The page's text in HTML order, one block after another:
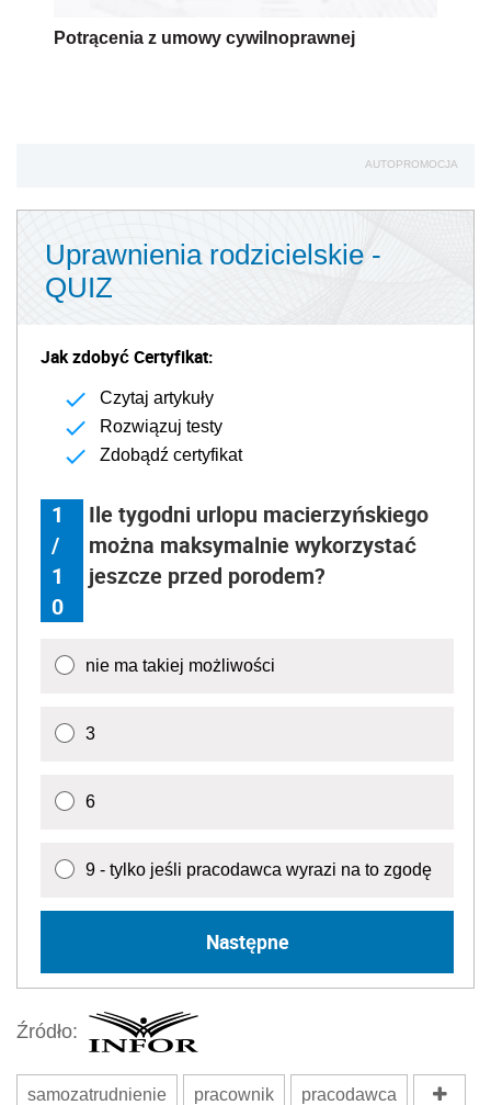
Potrącenia z umowy cywilnoprawnej
AUTOPROMOCJA
Uprawnienia rodzicielskie -
QUIZ
Jak zdobyć Certyfikat:
Czytaj artykuły
Rozwiązuj testy
Zdobądź certyfikat
1
/
1
0
Ile tygodni urlopu macierzyńskiego
można maksymalnie wykorzystać
jeszcze przed porodem?
nie ma takiej możliwości
3
6
9 - tylko jeśli pracodawca wyrazi na to zgodę
Następne
Źródło:
samozatrudnienie pracownik pracodawca